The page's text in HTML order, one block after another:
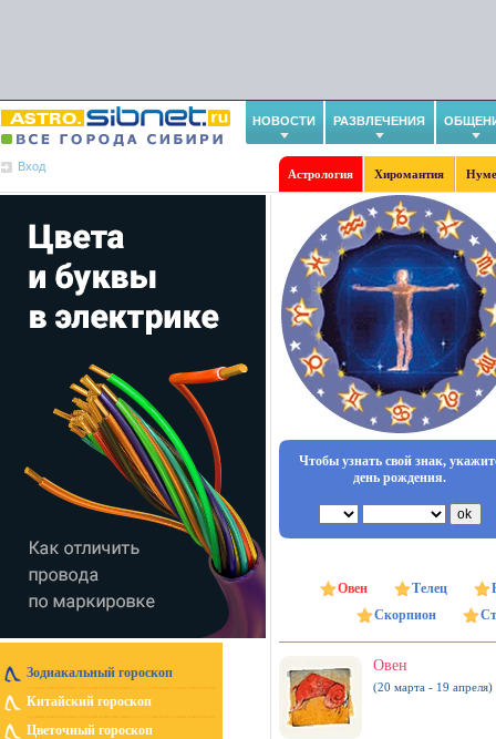
НОВОСТИ РАЗВЛЕЧЕНИЯ
Вход
Астрология Хиромантия
Зодиакальный гороскоп
Китайский гороскоп
Цветочный гороскоп
Чтобы узнать свой знак,
день рождения.
Овен Телец
Скорпион
Овен
(20 марта - 19 апреля)